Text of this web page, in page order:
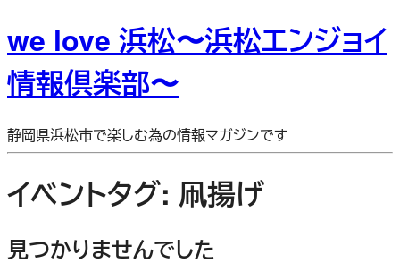
we love 浜松〜浜松エンジョイ
情報倶楽部〜
静岡県浜松市で楽しむ為の情報マガジンです
イベントタグ: 凧揚げ
見つかりませんでした